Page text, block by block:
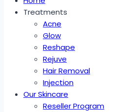
Treatments
Acne
Glow
Reshape
Rejuve
Hair Removal
Injection
Our Skincare
Reseller Program